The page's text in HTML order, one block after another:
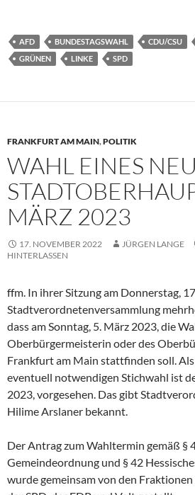
AFD BUNDESTAGSWAHL CDU/CSU
GRÜNEN
LINKE SPD
FRANKFURT AM MAIN,POLITIK
WAHL EINES
MÄRZ 2023
17. NOVEMBER 2022 JÜRGEN LANGE
HINTERLASSEN
ffm. In ihrer Sitzung am Donnerstag,
Stadtverordnetenversammlung
dass am Sonntag, 5. März 2023, die
Oberbürgermeisterin oder des
Frankfurt am Main stattfinden soll.
eventuell notwendigen Stichwahl ist
2023, vorgesehen. Das gibt
Hilime Arslaner bekannt.
Der Antrag zum Wahltermin gemäß §
Gemeindeordnung und § 42
wurde gemeinsam von den